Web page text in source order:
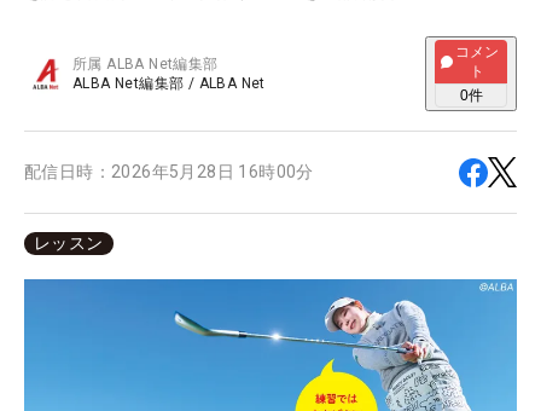
所属ALBA Net編集部
ALBA Net編集部 / ALBA Net
コメン
ト
0件
配信日時： 2026年5月28日 16時00分
レッスン